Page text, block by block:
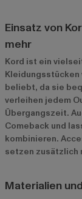
Einsatz von
mehr
Kord ist ein
beliebt, da sie
verleihen jedem
Übergangszeit.
Comeback und
kombinieren.
setzen zusätzlich
Materialien